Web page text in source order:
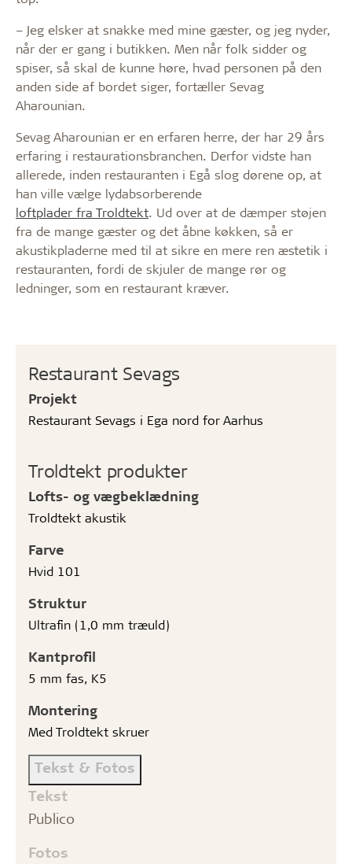
Restaurant Sevags
Projekt
Restaurant Sevags i Ega nord for Aarhus
Troldtekt produkter
Lofts- og vægbeklædning
Troldtekt akustik
Farve
Hvid 101
Struktur
Ultrafin (1,0 mm træuld)
Kantprofil
5 mm fas, K5
Montering
Med Troldtekt skruer
Tekst & Fotos
Tekst
Publico
Fotos
– Jeg elsker at snakke med mine gæster, og jeg nyder,
når der er gang i butikken. Men når folk sidder og
spiser, så skal de kunne høre, hvad personen på den
anden side af bordet siger, fortæller Sevag
Aharounian.
Sevag Aharounian er en erfaren herre, der har 29 års
erfaring i restaurationsbranchen. Derfor vidste han
allerede, inden restauranten i Egå slog dørene op, at
han ville vælge lydabsorberende
loftplader fra Troldtekt. Ud over at de dæmper støjen
fra de mange gæster og det åbne køkken, så er
akustikpladerne med til at sikre en mere ren æstetik i
restauranten, fordi de skjuler de mange rør og
ledninger, som en restaurant kræver.